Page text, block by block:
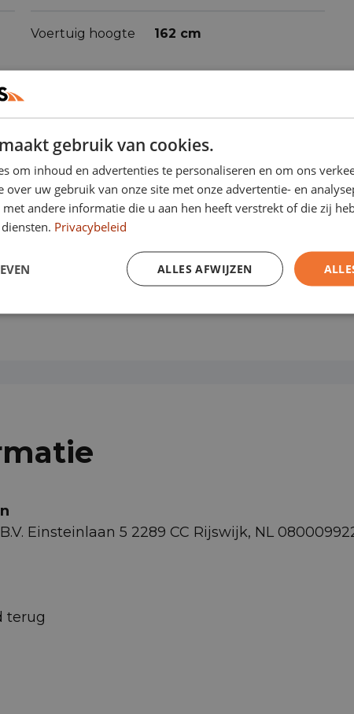
Voertuig hoogte 162 cm
(81)
Achterspoiler
Adaptief
schokdempingssyste
Einsteinlaan 5 2289 CC Rijswijk, NL
terug
gebruik van cookies.
om inhoud en advertenties te personaliseren en om ons
uw gebruik van onze site met onze advertentie- en
andere informatie die u aan hen heeft verstrekt of die zij
Privacybeleid
ALLES AFWIJZEN